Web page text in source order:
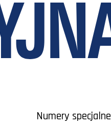
Numery specjalne